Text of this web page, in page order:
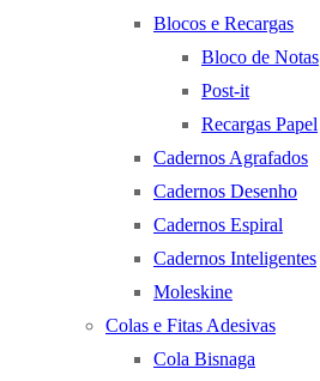
Blocos e Recargas
Bloco de Notas
Post-it
Recargas Papel
Cadernos Agrafados
Cadernos Desenho
Cadernos Espiral
Cadernos Inteligentes
Moleskine
Colas e Fitas Adesivas
Cola Bisnaga